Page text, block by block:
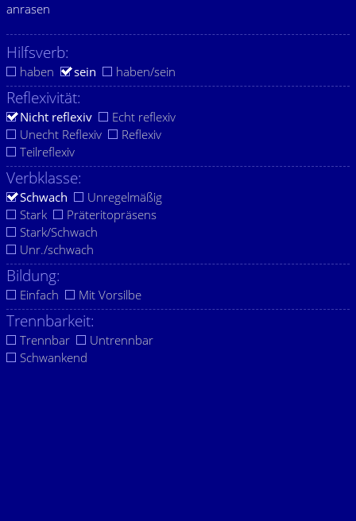
anrasen
Hilfsverb:
haben sein haben/sein
Reflexivität:
Nicht reflexiv
Echt reflexiv
Unecht Reflexiv
Reflexiv
Teilreflexiv
Verbklasse:
Schwach
Unregelmäßig
Stark
Präteritopräsens
Stark/Schwach
Unr./schwach
Bildung:
Einfach Mit Vorsilbe
Trennbarkeit:
Trennbar
Untrennbar
Schwankend